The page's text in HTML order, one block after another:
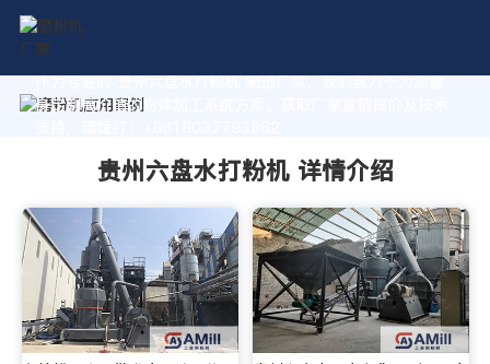
作为专业的 贵州六盘水打粉机 制造厂家，我们致力于为您量
身定制高价值的粉体加工系统方案。获取厂家直销报价及技术
贵州六盘水打粉机 详情介绍